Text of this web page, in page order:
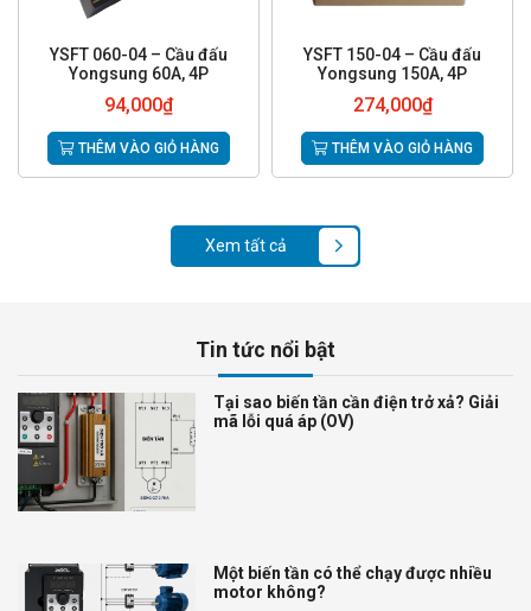
YSFT 060-04 – Cầu đấu
Yongsung 60A, 4P
94,000₫
THÊM VÀO GIỎ HÀNG
YSFT 150-04 – Cầu đấu
Yongsung 150A, 4P
274,000₫
THÊM VÀO GIỎ HÀNG
Xem tất cả
Tin tức nổi bật
Tại sao biến tần cần điện trở xả? Giải
mã lỗi quá áp (OV)
Một biến tần có thể chạy được nhiều
motor không?